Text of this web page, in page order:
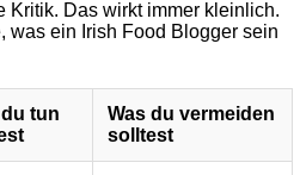
Kritik. Das wirkt immer kleinlich.
was ein Irish Food Blogger sein
tun
Was du vermeiden
solltest